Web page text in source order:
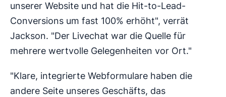
unserer Website und hat die Hit-to-Lead-
Conversions um fast 100% erhöht", verrät
Jackson. "Der Livechat war die Quelle für
mehrere wertvolle Gelegenheiten vor Ort."
"Klare, integrierte Webformulare haben die
andere Seite unseres Geschäfts, das